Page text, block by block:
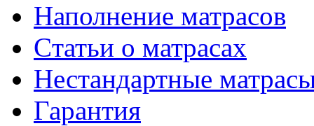
Наполнение матрасов
Cтатьи о матрасах
Нестандартные
Гарантия